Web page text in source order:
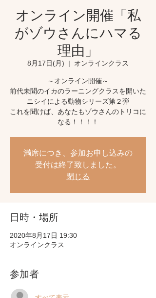
オンライン開催「私
がゾウさんにハマる
理由」
8月17日(月)
  |
オンラインクラス
～オンライン開催～
前代未聞のイカのラーニングクラスを開いた
ニシイによる動物シリーズ第２弾
これを聞けば、あなたもゾウさんのトリコに
なる！！！！
満席につき、参加お申し込みの
受付は終了致しました。
閉じる
日時・場所
2020年8月17日 19:30
オンラインクラス
参加者